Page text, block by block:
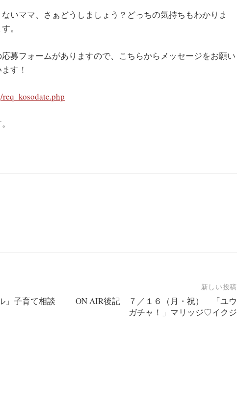
いママ、さぁどうしましょう？どっちの気持ちもわかりま
。
応募フォームがありますので、こちらからメッセージをお願い
す！
」子育て相談
新しい投稿
ON AIR後記 ７／１６（月・祝） 「ユウ
ガチャ！」マリッジ♡イクジ